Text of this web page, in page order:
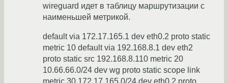
wireguard идет в таблицу маршрутизации с
наименьшей метрикой.
default via 172.17.165.1 dev eth0.2 proto static
metric 10 default via 192.168.8.1 dev eth2
proto static src 192.168.8.110 metric 20
10.66.66.0/24 dev wg proto static scope link